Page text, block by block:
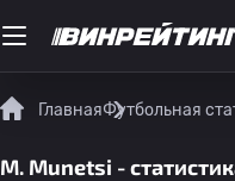
ГлавнаяФутбольная
M. Munetsi -